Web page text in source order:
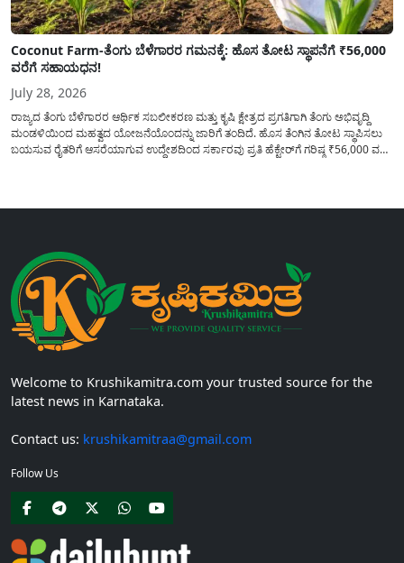
Coconut Farm-ತೆಂಗು ಬೆಳೆಗಾರರ ಗಮನಕ್ಕೆ: ಹೊಸ ತೋಟ ಸ್ಥಾಪನೆಗೆ ₹56,000
ವರೆಗೆ ಸಹಾಯಧನ!
July 28, 2026
ರಾಜ್ಯದ ತೆಂಗು ಬೆಳೆಗಾರರ ಆರ್ಥಿಕ ಸಬಲೀಕರಣ ಮತ್ತು ಕೃಷಿ ಕ್ಷೇತ್ರದ ಪ್ರಗತಿಗಾಗಿ ತೆಂಗು ಅಭಿವೃದ್ದಿ
ಮಂಡಳಿಯಿಂದ ಮಹತ್ವದ ಯೋಜನೆಯೊಂದನ್ನು ಜಾರಿಗೆ ತಂದಿದೆ. ಹೊಸ ತೆಂಗಿನ ತೋಟ ಸ್ಥಾಪಿಸಲು
ಬಯಸುವ ರೈತರಿಗೆ ಆಸರೆಯಾಗುವ ಉದ್ದೇಶದಿಂದ ಸರ್ಕಾರವು ಪ್ರತಿ ಹೆಕ್ಟೇರ್‌ಗೆ ಗರಿಷ್ಠ ₹56,000 ವರೆಗೆ
Welcome to Krushikamitra.com your trusted source for the
latest news in Karnataka.
Contact us: krushikamitraa@gmail.com
Follow Us